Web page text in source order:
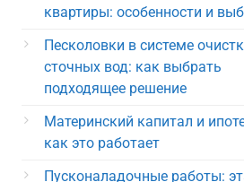
квартиры: особенности и
Песколовки в системе
сточных вод: как выбрать
подходящее решение
Материнский капитал и
как это работает
Пусконаладочные работы: